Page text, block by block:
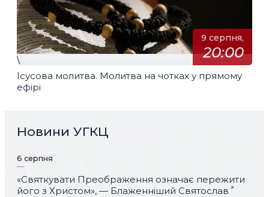
9 серпня,
20:00
\
Ісусова молитва. Молитва на чотках у прямому
ефірі
Новини УГКЦ
6 серпня
«Святкувати Преображення означає пережити
його з Христом», — Блаженніший Святослав